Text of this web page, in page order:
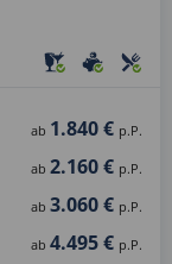
ab 1.840 € p.P.
ab 2.160 € p.P.
ab 3.060 € p.P.
ab 4.495 € p.P.